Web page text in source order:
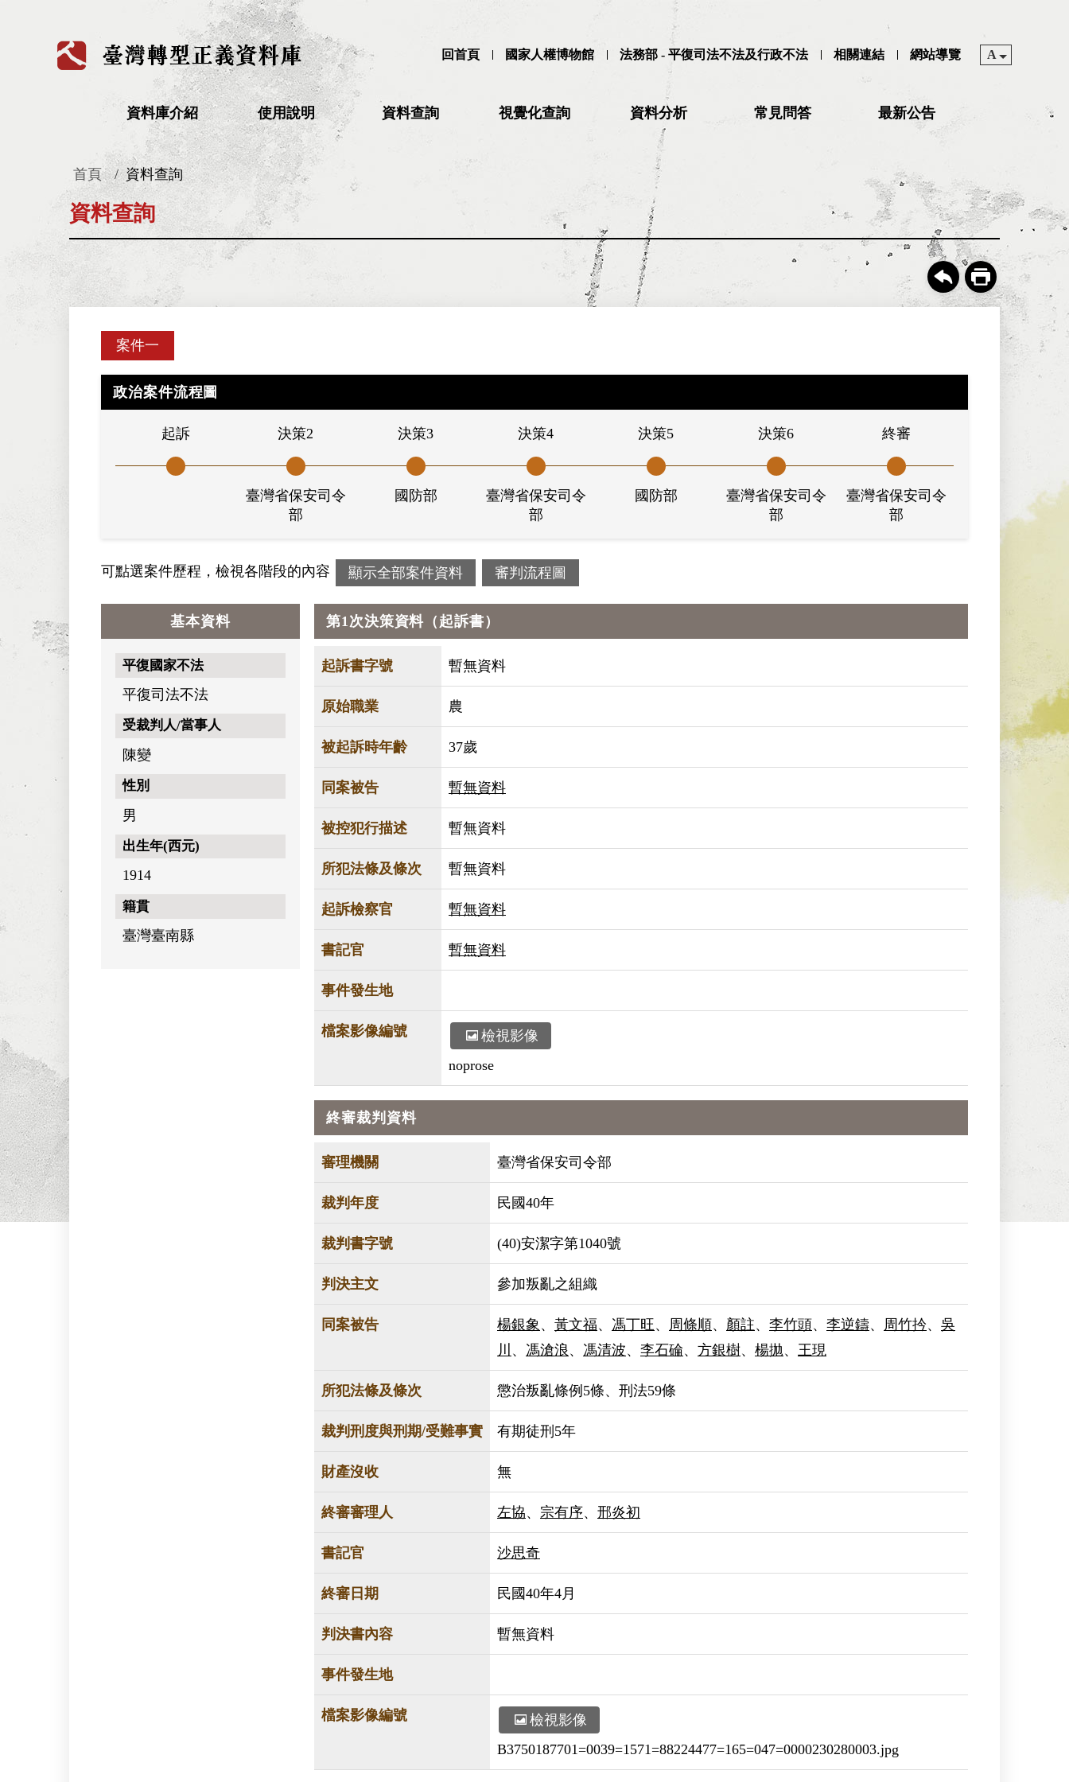
回首頁 國家人權博物館 法務部 - 平復司法不法及行政不法 相關連結 網站導覽 A
資料庫介紹 使用說明 資料查詢 視覺化查詢 資料分析 常見問答 最新公告
首頁 資料查詢
資料查詢
案件一
政治案件流程圖
起訴 決策2
臺灣省保安司令
部
決策3
國防部
決策4
臺灣省保安司令
部
決策5
國防部
決策6
臺灣省保安司令
部
終審
臺灣省保安司令
部
可點選案件歷程，檢視各階段的內容 顯示全部案件資料 審判流程圖
基本資料
平復國家不法
平復司法不法
受裁判人/當事人
陳變
性別
男
出生年(西元)
1914
籍貫
臺灣臺南縣
第1次決策資料（起訴書）
起訴書字號 暫無資料
原始職業 農
被起訴時年齡 37歲
同案被告 暫無資料
被控犯行描述 暫無資料
所犯法條及條次 暫無資料
起訴檢察官 暫無資料
書記官 暫無資料
事件發生地
檔案影像編號
檢視影像
noprose
終審裁判資料
審理機關 臺灣省保安司令部
裁判年度 民國40年
裁判書字號 (40)安潔字第1040號
判決主文 參加叛亂之組織
同案被告 楊銀象、 黃文福、 馮丁旺、 周條順、 顏註、 李竹頭、 李逆鑄、 周竹扲、 吳
川 、 馮滄浪、 馮清波、 李石碖、 方銀樹、 楊拋、 王現
所犯法條及條次 懲治叛亂條例5條、刑法59條
裁判刑度與刑期/受難事實 有期徒刑5年
財產沒收 無
終審審理人 左協、 宗有序、 邢炎初
書記官 沙思奇
終審日期 民國40年4月
判決書內容 暫無資料
事件發生地
檔案影像編號
檢視影像
B3750187701=0039=1571=88224477=165=047=0000230280003.jpg